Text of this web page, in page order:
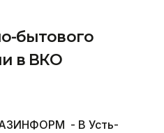
бытового
в ВКО
- В Усть-